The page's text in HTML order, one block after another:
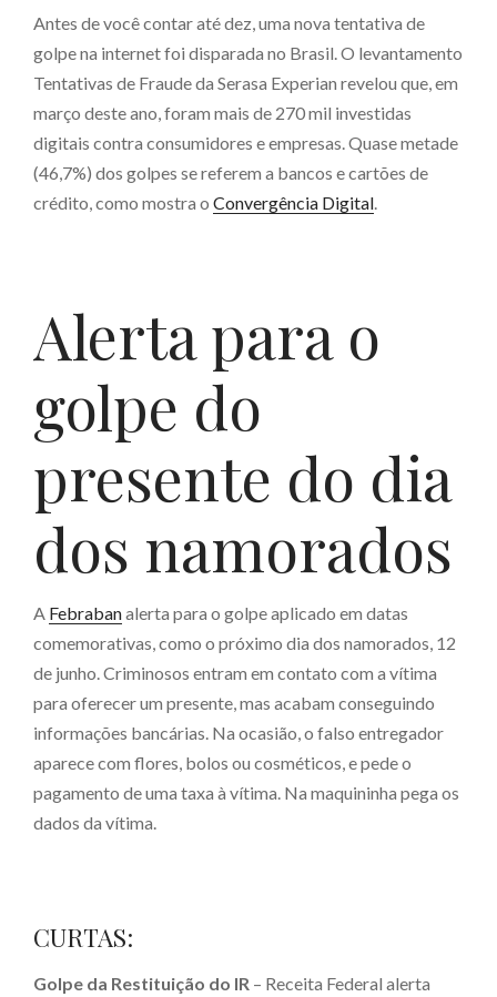
Antes de você contar até dez, uma nova tentativa de
golpe na internet foi disparada no Brasil. O levantamento
Tentativas de Fraude da Serasa Experian revelou que, em
março deste ano, foram mais de 270 mil investidas
digitais contra consumidores e empresas. Quase metade
(46,7%) dos golpes se referem a bancos e cartões de
crédito, como mostra o Convergência Digital.
Alerta para o
golpe do
presente do dia
dos namorados
A Febrabanalerta para o golpe aplicado em datas
comemorativas, como o próximo dia dos namorados, 12
de junho. Criminosos entram em contato com a vítima
para oferecer um presente, mas acabam conseguindo
informações bancárias. Na ocasião, o falso entregador
aparece com flores, bolos ou cosméticos, e pede o
pagamento de uma taxa à vítima. Na maquininha pega os
dados da vítima.
CURTAS:
Golpe da Restituição do IR – Receita Federal alerta